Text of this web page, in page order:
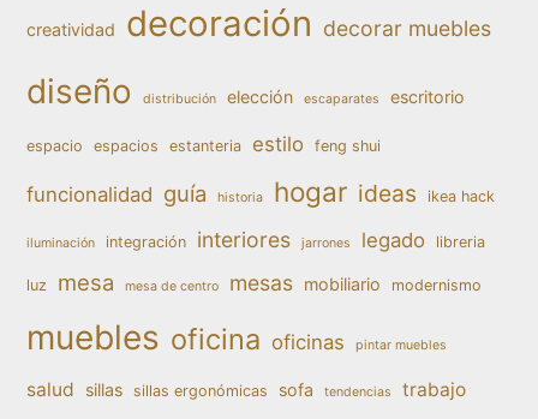
creatividad decoración decorar muebles
diseño distribución elección escaparates escritorio
espacio espacios estanteria estilo feng shui
funcionalidad guía historia hogar ideas ikea hack
iluminación integración interiores jarrones legado libreria
luz mesa mesa de centro mesas mobiliario modernismo
muebles oficina oficinas pintar muebles
salud sillas sillas ergonómicas sofa tendencias trabajo